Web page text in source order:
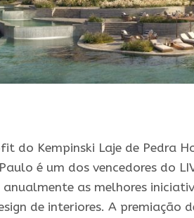
do Kempinski Laje de Pedra
é um dos vencedores do
anualmente as melhores
de interiores. A premiação